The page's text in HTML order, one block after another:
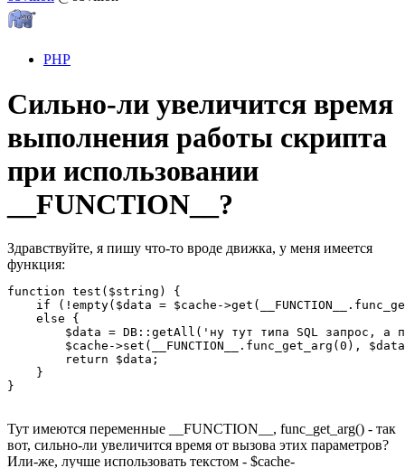
PHP
Сильно-ли увеличится время
выполнения работы скрипта
при использовании
__FUNCTION__?
Здравствуйте, я пишу что-то вроде движка, у меня имеется
функция:
function test($string) {
if (!empty($data = $cache-
    else {
$data = DB::getAll('ну тут типа SQL запрос, а
$cache->set(__FUNCTION__.func_get_arg(0),
        return $data;
    }
}
Тут имеются переменные __FUNCTION__, func_get_arg() - так
вот, сильно-ли увеличится время от вызова этих параметров?
Или-же, лучше использовать текстом - $cache-